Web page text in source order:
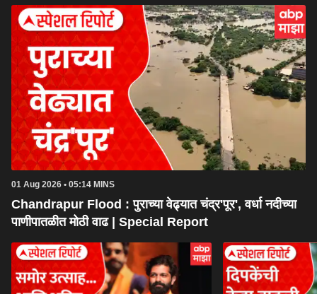
01 Aug 2026 • 05:14 MINS
Chandrapur Flood : पुराच्या वेढ्यात चंद्र'पूर', वर्धा नदीच्या
पाणीपातळीत मोठी वाढ | Special Report